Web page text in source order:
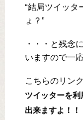
“結局ツイッタ
ょ？”
・・・と残念
いますので一
こちらのリン
ツイッターを
出来ますよ！！